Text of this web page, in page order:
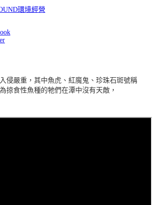
環境經營
侵嚴重，其中魚虎、紅魔鬼、珍珠石斑號稱
掠食性魚種的牠們在潭中沒有天敵，